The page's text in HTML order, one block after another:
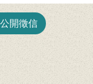
開徵信